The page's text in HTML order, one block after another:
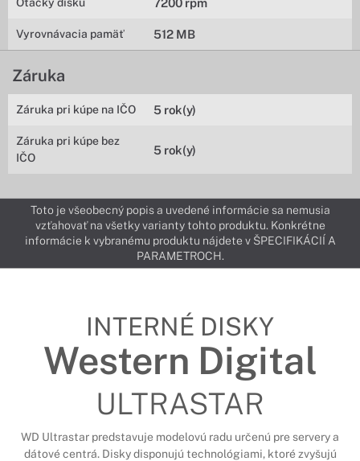
7200 rpm
Vyrovnávacia pamäť 512 MB
Záruka
Záruka pri kúpe na IČO 5 rok(y)
Záruka pri kúpe bez
IČO
5 rok(y)
Toto je všeobecný popis a uvedené informácie sa nemusia
vzťahovať na všetky varianty tohto produktu. Konkrétne
informácie k vybranému produktu nájdete v ŠPECIFIKÁCIÍ A
PARAMETROCH.
INTERNÉ DISKY
Western Digital
ULTRASTAR
WD Ultrastar predstavuje modelovú radu určenú pre servery a
dátové centrá. Disky disponujú technológiami, ktoré zvyšujú